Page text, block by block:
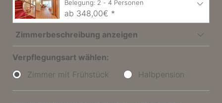
Häufige Suchanfragen
Test-Suchanfrage 2 Test-Suchanfrage 1